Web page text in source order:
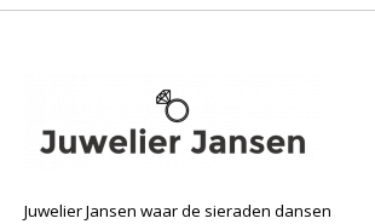
Juwelier Jansen waar de sieraden dansen